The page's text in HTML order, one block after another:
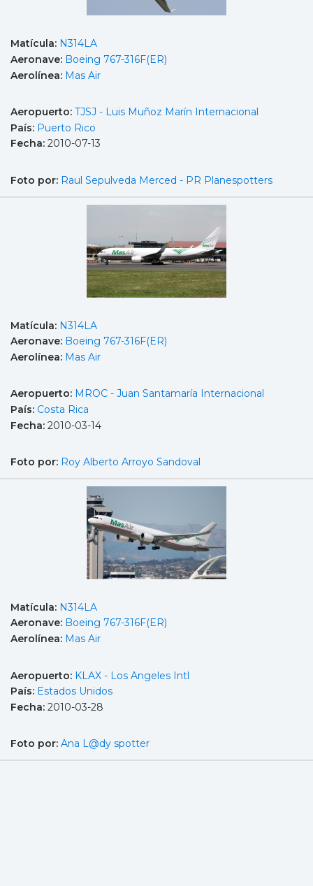
Matícula: N314LA
Aeronave: Boeing 767-316F(ER)
Aerolínea: Mas Air
Aeropuerto: TJSJ - Luis Muñoz Marín Internacional
País: Puerto Rico
Fecha: 2010-07-13
Foto por: Raul Sepulveda Merced - PR Planespotters
Matícula: N314LA
Aeronave: Boeing 767-316F(ER)
Aerolínea: Mas Air
Aeropuerto: MROC - Juan Santamaría Internacional
País: Costa Rica
Fecha: 2010-03-14
Foto por: Roy Alberto Arroyo Sandoval
Matícula: N314LA
Aeronave: Boeing 767-316F(ER)
Aerolínea: Mas Air
Aeropuerto: KLAX - Los Angeles Intl
País: Estados Unidos
Fecha: 2010-03-28
Foto por: Ana L@dy spotter